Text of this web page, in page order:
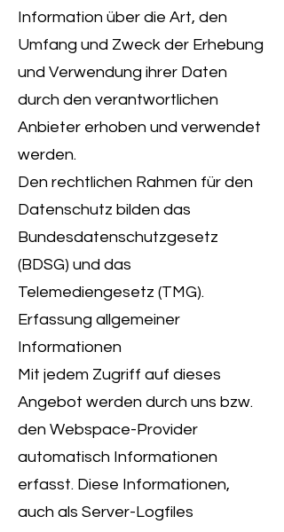
Information über die Art, den
Umfang und Zweck der Erhebung
und Verwendung ihrer Daten
durch den verantwortlichen
Anbieter erhoben und verwendet
werden.
Den rechtlichen Rahmen für den
Datenschutz bilden das
Bundesdatenschutzgesetz
(BDSG) und das
Telemediengesetz (TMG).
Erfassung allgemeiner
Informationen
Mit jedem Zugriff auf dieses
Angebot werden durch uns bzw.
den Webspace-Provider
automatisch Informationen
erfasst. Diese Informationen,
auch als Server-Logfiles